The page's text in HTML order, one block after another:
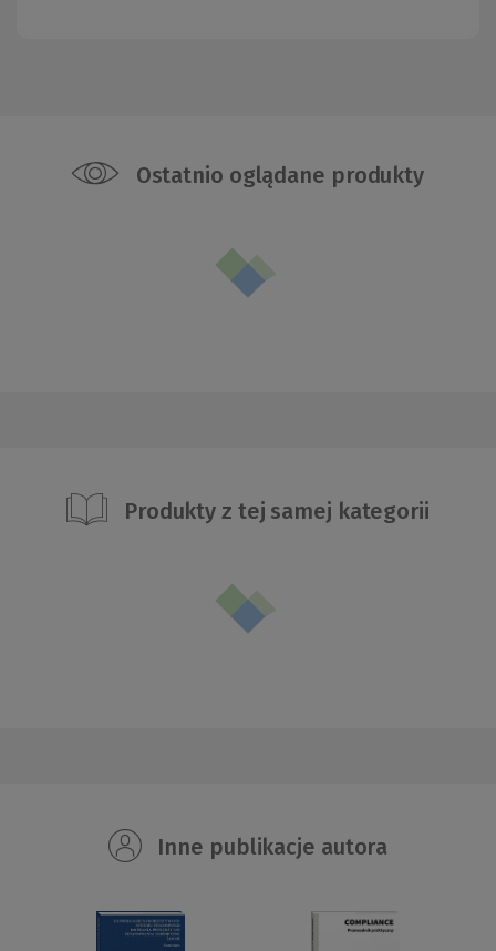
Ostatnio oglądane produkty
Produkty z tej samej kategorii
Inne publikacje autora